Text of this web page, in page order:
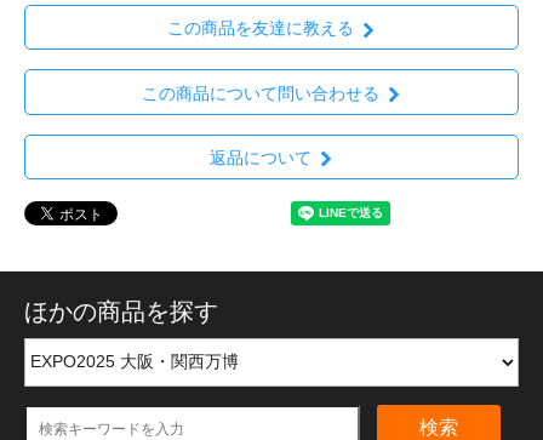
この商品を友達に教える
この商品について問い合わせる
返品について
ほかの商品を探す
検索